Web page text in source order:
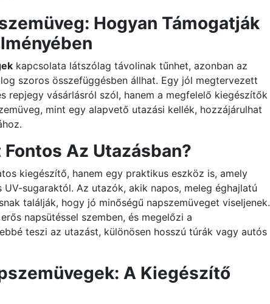
Hogyan Támogatják
kapcsolata látszólag távolinak tűnhet, azonban az
szoros összefüggésben állhat. Egy jól megtervezett
repjegy vásárlásról szól, hanem a megfelelő kiegészítők
mint egy alapvető utazási kellék, hozzájárulhat
Az Utazásban?
kiegészítő, hanem egy praktikus eszköz is, amely
sugaraktól. Az utazók, akik napos, meleg éghajlatú
találják, hogy jó minőségű napszemüveget viseljenek.
napsütéssel szemben, és megelőzi a
teszi az utazást, különösen hosszú túrák vagy autós
A Kiegészítő